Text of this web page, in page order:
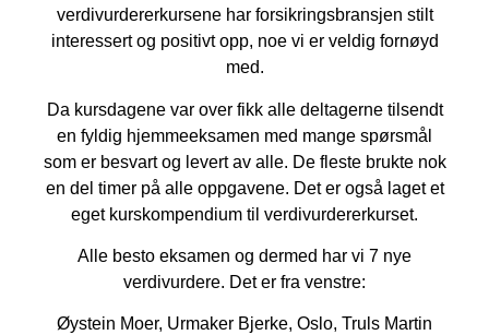
verdivurdererkursene har forsikringsbransjen stilt
interessert og positivt opp, noe vi er veldig fornøyd
med.
Da kursdagene var over fikk alle deltagerne tilsendt
en fyldig hjemmeeksamen med mange spørsmål
som er besvart og levert av alle. De fleste brukte nok
en del timer på alle oppgavene. Det er også laget et
eget kurskompendium til verdivurdererkurset.
Alle besto eksamen og dermed har vi 7 nye
verdivurdere. Det er fra venstre:
Øystein Moer, Urmaker Bjerke, Oslo, Truls Martin